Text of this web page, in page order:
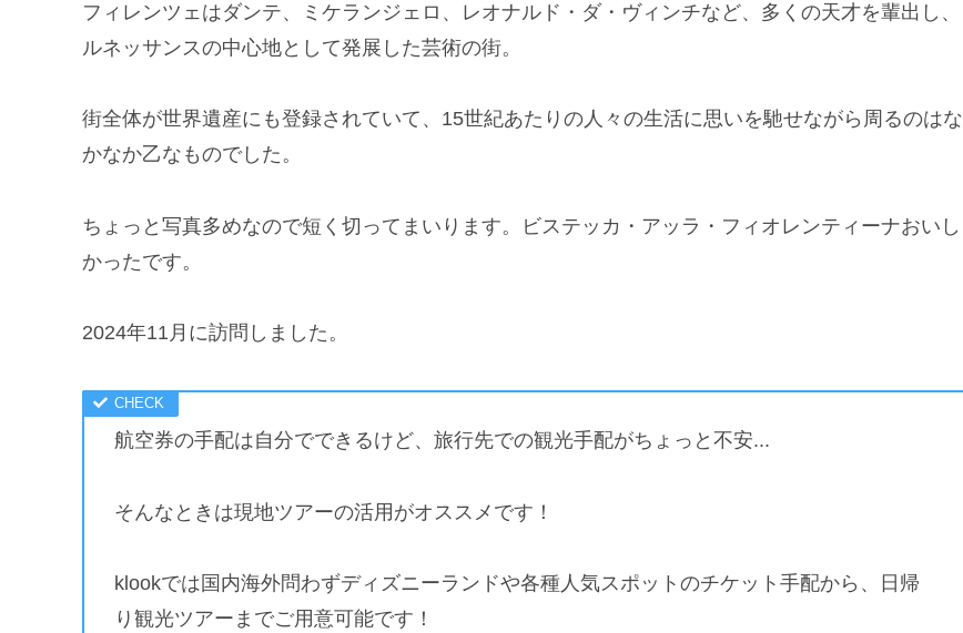
フィレンツェはダンテ、ミケランジェロ、レオナルド・ダ・ヴィンチなど、多くの天才を輩出し、
ルネッサンスの中心地として発展した芸術の街。
街全体が世界遺産にも登録されていて、15世紀あたりの人々の生活に思いを馳せながら周るのはな
かなか乙なものでした。
ちょっと写真多めなので短く切ってまいります。ビステッカ・アッラ・フィオレンティーナおいし
かったです。
2024年11月に訪問しました。
航空券の手配は自分でできるけど、旅行先での観光手配がちょっと不安...
そんなときは現地ツアーの活用がオススメです！
klookでは国内海外問わずディズニーランドや各種人気スポットのチケット手配から、日帰
り観光ツアーまでご用意可能です！